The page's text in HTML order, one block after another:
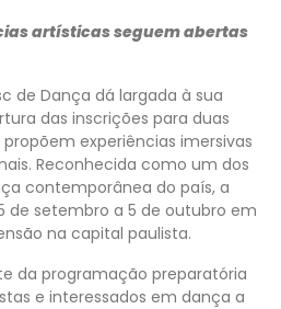
artísticas seguem abertas
de Dança dá largada à sua
das inscrições para duas
experiências imersivas
Reconhecida como um dos
contemporânea do país, a
de setembro a 5 de outubro em
na capital paulista.
da programação preparatória
e interessados em dança a